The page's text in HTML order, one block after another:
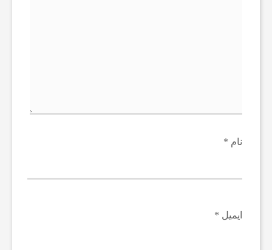
نام *
ایمیل *